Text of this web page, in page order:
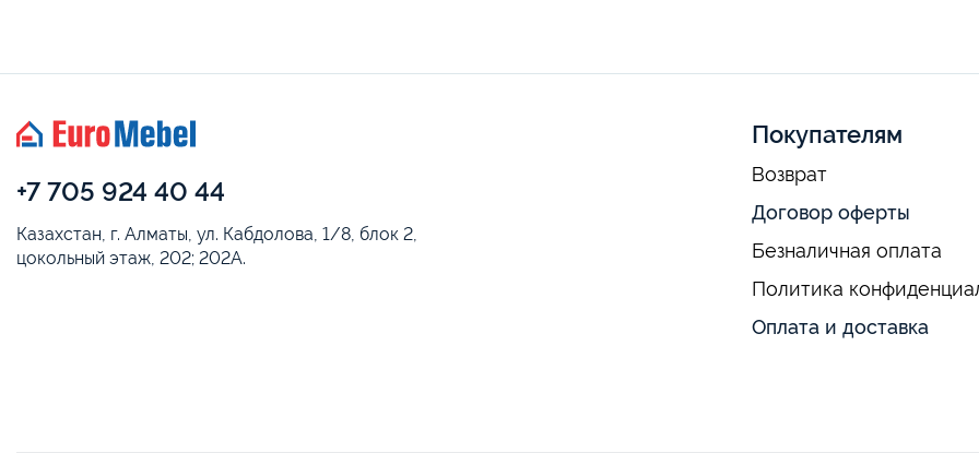
+7 705 924 40 44
Казахстан, г. Алматы, ул. Кабдолова, 1/8, блок 2,
цокольный этаж, 202; 202А.
Покупателям
Возврат
Договор оферты
Безналичная оплата
Политика
Оплата и доставка